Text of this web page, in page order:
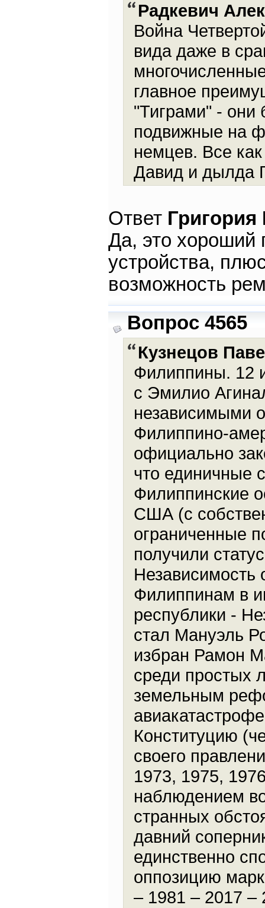
Радкевич
Война
вида даже в
главное
"Тиграми" -
подвижные на
немцев. Все
Давид и дылда
Ответ
Да, это хороший
устройства,
возможность
Вопрос 4565
Кузнецов
Филиппины. 12
с Эмилио
независимыми
Филиппино-
официально
что единичные
Филиппинские
США (с
ограниченные
получили
Филиппинам в
республики -
стал Мануэль
избран Рамон
среди простых
земельным
Конституцию
своего
1973, 1975,
наблюдением
странных
давний
единственно
оппозицию
– 1981 – 2017 –